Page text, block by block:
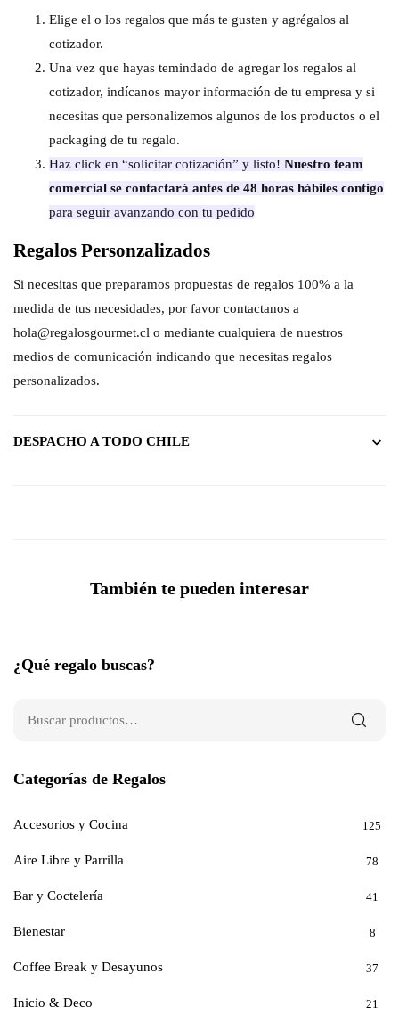
Elige el o los regalos que más te gusten y agrégalos al
cotizador.
Una vez que hayas temindado de agregar los regalos al
cotizador, indícanos mayor información de tu empresa y si
necesitas que personalizemos algunos de los productos o el
packaging de tu regalo.
Haz click en “solicitar cotización” y listo! Nuestro team
comercial se contactará antes de 48 horas hábiles contigo
para seguir avanzando con tu pedido
Regalos Personzalizados
Si necesitas que preparamos propuestas de regalos 100% a la
medida de tus necesidades, por favor contactanos a
hola@regalosgourmet.cl o mediante cualquiera de nuestros
medios de comunicación indicando que necesitas regalos
personalizados.
DESPACHO A TODO CHILE
También te pueden interesar
¿Qué regalo buscas?
Categorías de Regalos
Accesorios y Cocina 125
Aire Libre y Parrilla 78
Bar y Coctelería 41
Bienestar 8
Coffee Break y Desayunos 37
Inicio & Deco 21